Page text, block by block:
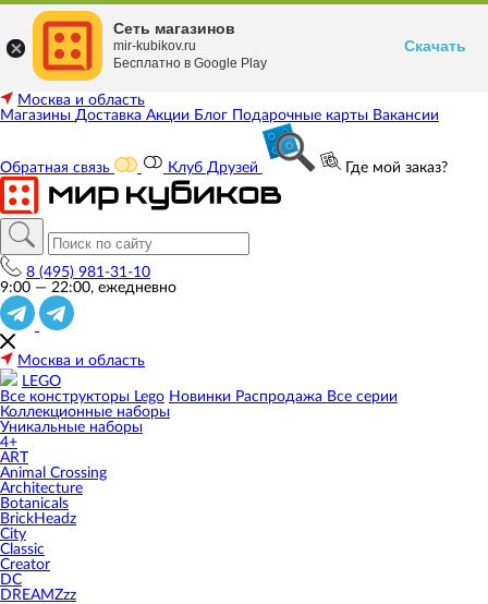
Москва и область
Магазины Доставка Акции Блог Подарочные карты Вакансии
Обратная связь Клуб Друзей Где мой заказ?
8 (495) 981-31-10
9:00 — 22:00, ежедневно
Москва и область
LEGO
Все конструкторы Lego Новинки Распродажа Все серии
Коллекционные наборы
Уникальные наборы
4+
ART
Animal Crossing
Architecture
Botanicals
BrickHeadz
City
Classic
Creator
DC
DREAMZzz
Сеть магазинов
mir-kubikov.ru
Бесплатно в Google Play
Скачать